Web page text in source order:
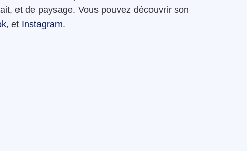
et de paysage. Vous pouvez découvrir son
, et Instagram.